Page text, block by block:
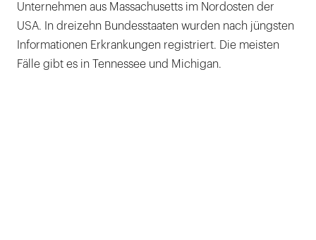
Unternehmen aus Massachusetts im Nordosten der
USA. In dreizehn Bundesstaaten wurden nach jüngsten
Informationen Erkrankungen registriert. Die meisten
Fälle gibt es in Tennessee und Michigan.